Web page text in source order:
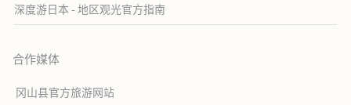
深度游日本 - 地区观光官方指南
合作媒体
冈山县官方旅游网站